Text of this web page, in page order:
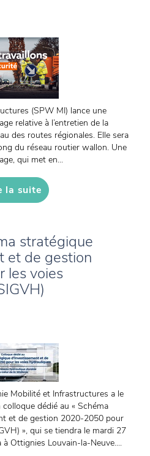
(SPW MI) lance une
relative à l’entretien de la
des routes régionales. Elle sera
du réseau routier wallon. Une
qui met en...
la suite
stratégique
et de gestion
les voies
Mobilité et Infrastructures a le
dédié au « Schéma
et de gestion 2020-2050 pour
», qui se tiendra le mardi 27
à Ottignies Louvain-la-Neuve....